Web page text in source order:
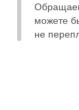
можете
не